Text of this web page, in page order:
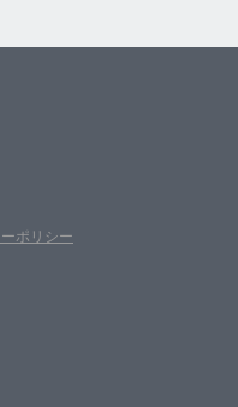
ポリシー